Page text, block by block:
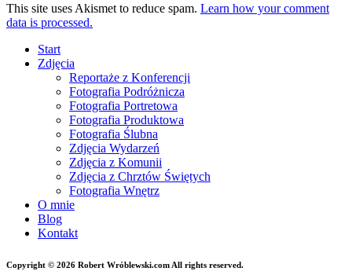
This site uses Akismet to reduce spam. Learn how your comment
data is processed.
Start
Zdjęcia
Reportaże z Konferencji
Fotografia Podróżnicza
Fotografia Portretowa
Fotografia Produktowa
Fotografia Ślubna
Zdjęcia Wydarzeń
Zdjęcia z Komunii
Zdjęcia z Chrztów Świętych
Fotografia Wnętrz
O mnie
Blog
Kontakt
Copyright © 2026 Robert Wróblewski.com All rights reserved.